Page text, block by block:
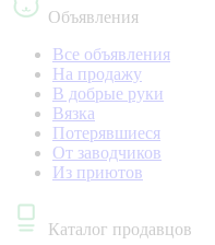
Объявления
Все объявления
На продажу
В добрые руки
Вязка
Потерявшиеся
От заводчиков
Из приютов
Каталог продавцов